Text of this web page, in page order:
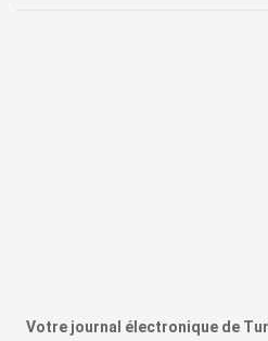
Votre journal électronique de